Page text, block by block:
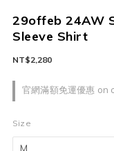
29offeb 24AW
Sleeve Shirt
官網滿額免運優惠 on
NT$2,280
Size